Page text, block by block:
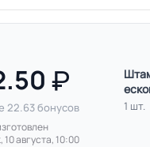
22.63бонусов
августа, 10:00
1 шт.